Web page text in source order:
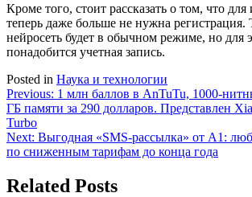
Кроме того, стоит рассказать о том, что
теперь даже больше не нужна регистрация.
нейросеть будет в обычном режиме, но для
понадобится учетная запись.
Posted in Наука и технологии
Навигация
по
записям
Previous: 1 млн баллов в AnTuTu, 1000-
ГБ памяти за 290 долларов. Представлен
Turbo
Next: Выгодная «SMS-рассылка» от А1:
по сниженным тарифам до конца года
Related Posts